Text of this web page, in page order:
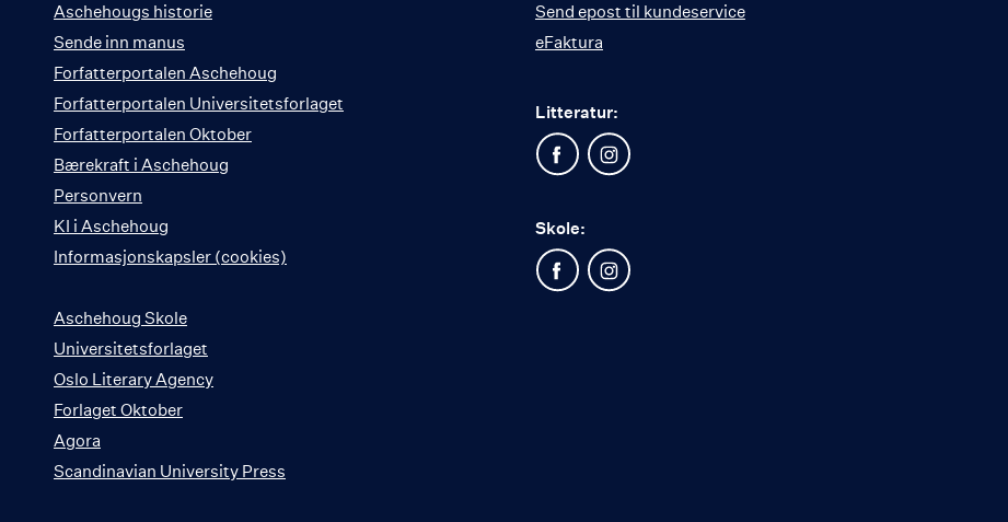
Aschehougs historie
Sende inn manus
Forfatterportalen Aschehoug
Forfatterportalen Universitetsforlaget
Forfatterportalen Oktober
Bærekraft i Aschehoug
Personvern
KI i Aschehoug
Informasjonskapsler (cookies)
Aschehoug Skole
Universitetsforlaget
Oslo Literary Agency
Forlaget Oktober
Agora
Scandinavian University Press
Send epost til kundeservice
eFaktura
Litteratur:
Skole: